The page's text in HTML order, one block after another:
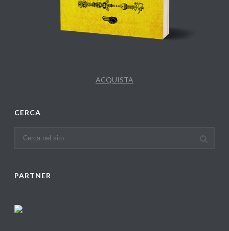
ACQUISTA
CERCA
PARTNER